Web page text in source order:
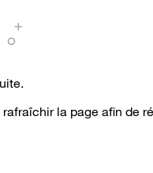
la page afin de